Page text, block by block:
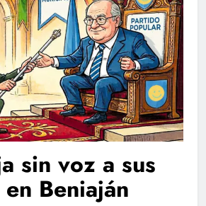
sin voz a sus
Beniaján